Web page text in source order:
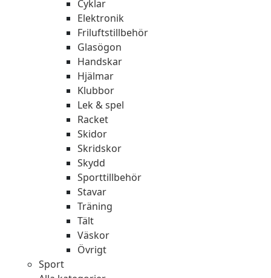
Cyklar
Elektronik
Friluftstillbehör
Glasögon
Handskar
Hjälmar
Klubbor
Lek & spel
Racket
Skidor
Skridskor
Skydd
Sporttillbehör
Stavar
Träning
Tält
Väskor
Övrigt
Sport